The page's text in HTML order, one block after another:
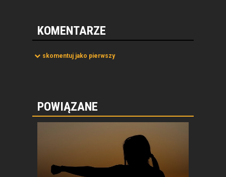
KOMENTARZE
skomentuj jako pierwszy
POWIĄZANE